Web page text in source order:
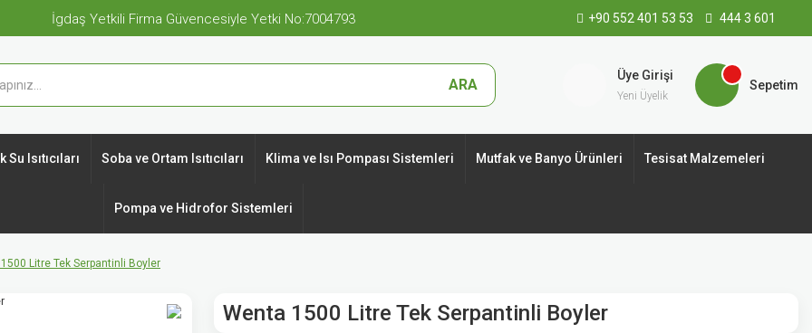
İgdaş Yetkili Firma Güvencesiyle Yetki No:7004793 +90 552 401 53 53 444 3 601
ARA
Üye Girişi
Yeni Üyelik
Sepetim
Su Isıtıcıları Soba ve Ortam Isıtıcıları Klima ve Isı Pompası Sistemleri Mutfak ve Banyo Ürünleri Tesisat Malzemeleri
Pompa ve Hidrofor Sistemleri
Litre Tek Serpantinli Boyler
Wenta 1500 Litre Tek Serpantinli Boyler